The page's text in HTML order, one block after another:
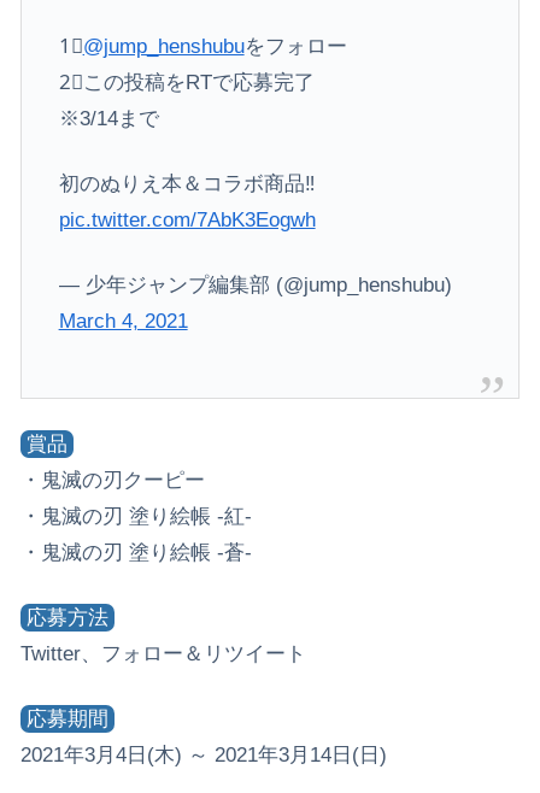
1⃣@jump_henshubuをフォロー
2⃣この投稿をRTで応募完了
※3/14まで
初のぬりえ本＆コラボ商品‼️
pic.twitter.com/7AbK3Eogwh
— 少年ジャンプ編集部 (@jump_henshubu)
March 4, 2021
賞品
・鬼滅の刃クーピー
・鬼滅の刃 塗り絵帳 -紅-
・鬼滅の刃 塗り絵帳 -蒼-
応募方法
Twitter、フォロー＆リツイート
応募期間
2021年3月4日(木) ～ 2021年3月14日(日)